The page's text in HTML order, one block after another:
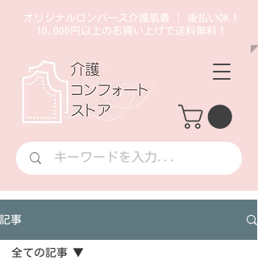
オリジナルロンパース介護肌着 | 後払いOK！
10,000円以上のお買い上げで送料無料！
記事
全ての記事